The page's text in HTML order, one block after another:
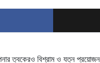
ত্বকেরও বিশ্রাম ও যত্ন